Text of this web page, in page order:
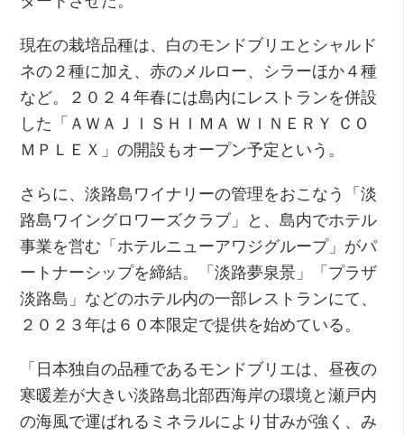
現在の栽培品種は、白のモンドブリエとシャルド
ネの２種に加え、赤のメルロー、シラーほか４種
など。２０２４年春には島内にレストランを併設
した「ＡＷＡＪＩＳＨＩＭＡ ＷＩＮＥＲＹ ＣＯ
ＭＰＬＥＸ」の開設もオープン予定という。
さらに、淡路島ワイナリーの管理をおこなう「淡
路島ワイングロワーズクラブ」と、島内でホテル
事業を営む「ホテルニューアワジグループ」がパ
ートナーシップを締結。「淡路夢泉景」「プラザ
淡路島」などのホテル内の一部レストランにて、
２０２３年は６０本限定で提供を始めている。
「日本独自の品種であるモンドブリエは、昼夜の
寒暖差が大きい淡路島北部西海岸の環境と瀬戸内
の海風で運ばれるミネラルにより甘みが強く、み